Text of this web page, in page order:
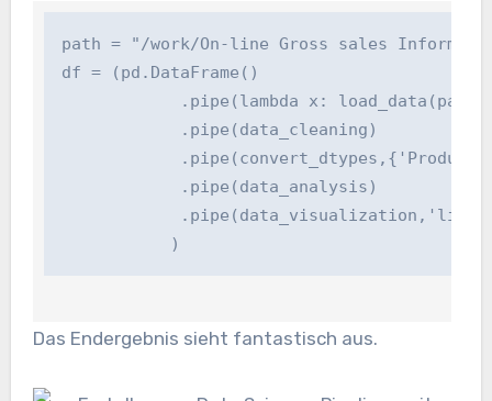
path = "/work/On-line Gross sales
df = (pd.DataFrame()
.pipe(lambda x:
            .pipe(data_cleaning)
.pipe(convert_dtypes,{'Product
            .pipe(data_analysis)
           )
Das Endergebnis sieht fantastisch aus.